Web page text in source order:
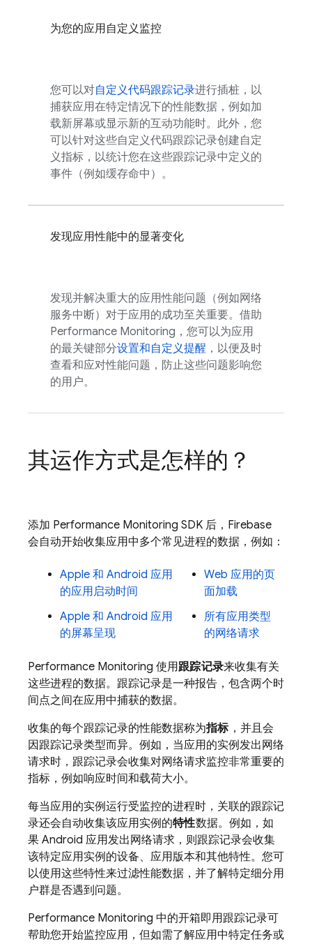
为您的应用自定义监控
您可以对自定义代码跟踪记录进行插桩，以
捕获应用在特定情况下的性能数据，例如加
载新屏幕或显示新的互动功能时。此外，您
可以针对这些自定义代码跟踪记录创建自定
义指标，以统计您在这些跟踪记录中定义的
事件（例如缓存命中）。
发现应用性能中的显著变化
发现并解决重大的应用性能问题（例如网络
服务中断）对于应用的成功至关重要。借助
Performance Monitoring，您可以为应用
的最关键部分设置和自定义提醒 ，以便及时
查看和应对性能问题，防止这些问题影响您
的用户。
其运作方式是怎样的？
添加 Performance Monitoring SDK 后，Firebase
会自动开始收集应用中多个常见进程的数据，例如：
Apple 和 Android 应用
的应用启动时间
Apple 和 Android 应用
的屏幕呈现
Web 应用的页
面加载
所有应用类型
的网络请求
Performance Monitoring 使用跟踪记录来收集有关
这些进程的数据。跟踪记录是一种报告，包含两个时
间点之间在应用中捕获的数据。
收集的每个跟踪记录的性能数据称为指标，并且会
因跟踪记录类型而异。例如，当应用的实例发出网络
请求时，跟踪记录会收集对网络请求监控非常重要的
指标，例如响应时间和载荷大小。
每当应用的实例运行受监控的进程时，关联的跟踪记
录还会自动收集该应用实例的特性数据。例如，如
果 Android 应用发出网络请求，则跟踪记录会收集
该特定应用实例的设备、应用版本和其他特性。您可
以使用这些特性来过滤性能数据，并了解特定细分用
户群是否遇到问题。
Performance Monitoring 中的开箱即用跟踪记录可
帮助您开始监控应用，但如需了解应用中特定任务或